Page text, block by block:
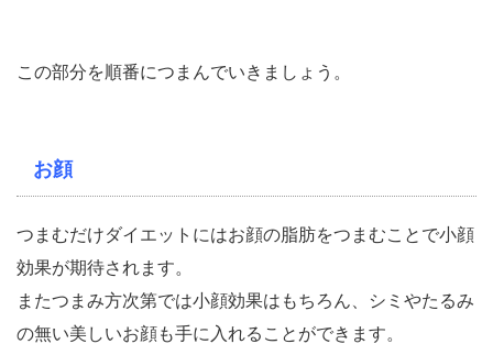
この部分を順番につまんでいきましょう。
お顔
つまむだけダイエットにはお顔の脂肪をつまむことで小顔
効果が期待されます。
またつまみ方次第では小顔効果はもちろん、シミやたるみ
の無い美しいお顔も手に入れることができます。